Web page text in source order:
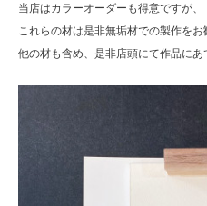
当店はカラーオーダーも得意ですが、
これらの材は是非無垢材での製作をお
他の材も含め、是非店頭にて作品にあ